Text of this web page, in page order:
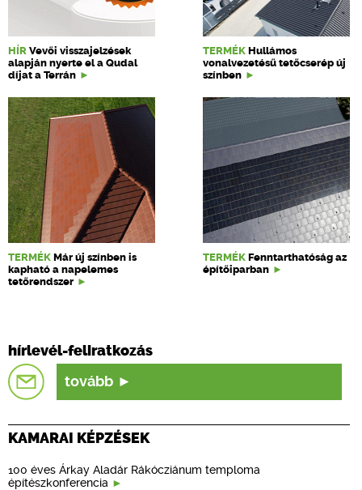
HÍR Vevői visszajelzések
alapján nyerte el a Qudal
díjat a Terrán
TERMÉK Hullámos
vonalvezetésű tetőcserép új
színben
TERMÉK Már új színben is
kapható a napelemes
tetőrendszer
TERMÉK Fenntarthatóság az
építőiparban
hírlevél-feliratkozás
tovább
KAMARAI KÉPZÉSEK
100 éves Árkay Aladár Rákócziánum temploma
építészkonferencia